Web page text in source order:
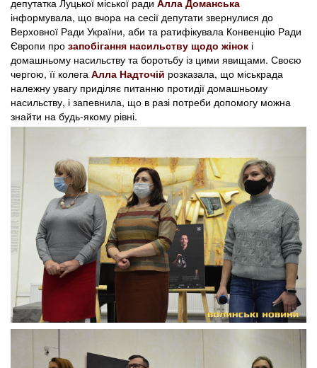
інформувала, що вчора на сесії депутати звернулися до
Верховної Ради України, аби та ратифікувала Конвенцію Ради
Європи про запобігання насильству щодо жінок і
домашньому насильству та боротьбу із цими явищами. Своєю
чергою, її колега Алла Надточій розказала, що міськрада
належну увагу приділяє питанню протидії домашньому
насильству, і запевнила, що в разі потреби допомогу можна
знайти на будь-якому рівні.